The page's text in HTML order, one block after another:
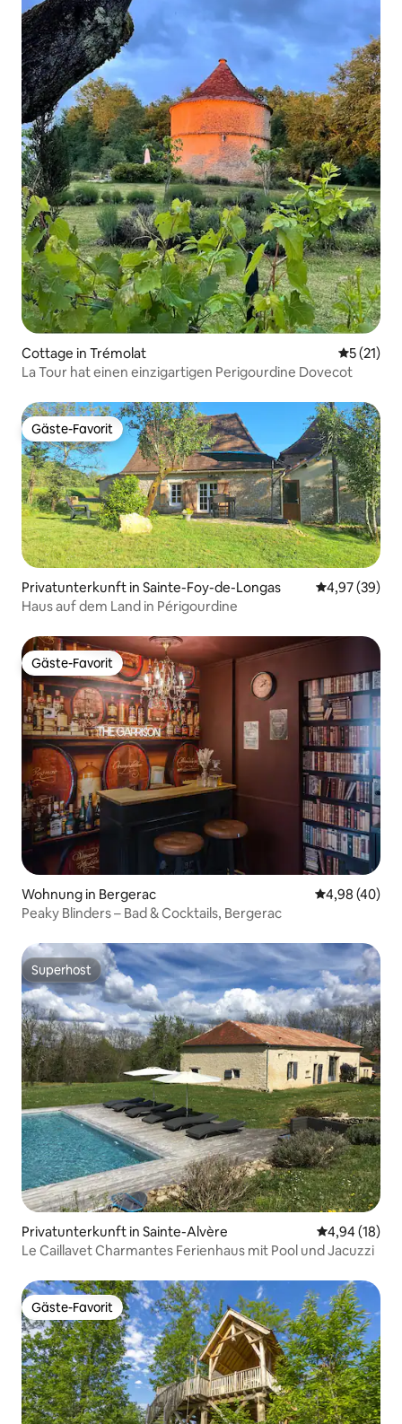
Cottage in Trémolat
5 (21)
La Tour hat einen einzigartigen Perigourdine Dovecot
Gäste-Favorit
Gäste-Favorit
Privatunterkunft in Sainte-Foy-de-Longas
4,97 (39)
Haus auf dem Land in Périgourdine
Gäste-Favorit
Gäste-Favorit
Wohnung in Bergerac
4,98 (40)
Peaky Blinders – Bad & Cocktails, Bergerac
Superhost
Superhost
Privatunterkunft in Sainte-Alvère
4,94 (18)
Le Caillavet Charmantes Ferienhaus mit Pool und Jacuzzi
Gäste-Favorit
Gäste-Favorit